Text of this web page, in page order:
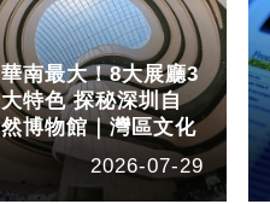
華南最大！8大展廳3
大特色 探秘深圳自
然博物館｜灣區文化
2026-07-29